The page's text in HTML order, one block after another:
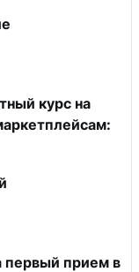
курс на
первый прием в